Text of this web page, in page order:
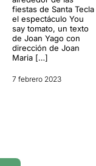
fiestas de Santa Tecla
el espectáculo You
say tomato, un texto
de Joan Yago con
dirección de Joan
Maria […]
7 febrero 2023